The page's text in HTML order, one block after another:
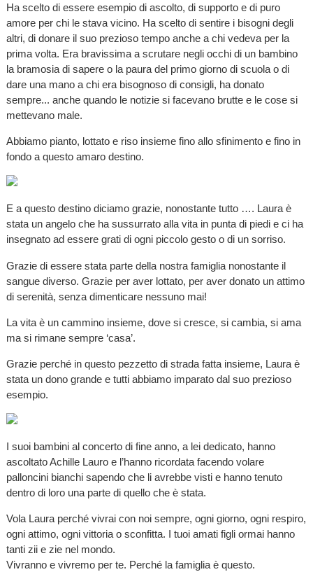
Ha scelto di essere esempio di ascolto, di supporto e di puro
amore per chi le stava vicino. Ha scelto di sentire i bisogni degli
altri, di donare il suo prezioso tempo anche a chi vedeva per la
prima volta. Era bravissima a scrutare negli occhi di un bambino
la bramosia di sapere o la paura del primo giorno di scuola o di
dare una mano a chi era bisognoso di consigli, ha donato
sempre... anche quando le notizie si facevano brutte e le cose si
mettevano male.
Abbiamo pianto, lottato e riso insieme fino allo sfinimento e fino in
fondo a questo amaro destino.
E a questo destino diciamo grazie, nonostante tutto …. Laura è
stata un angelo che ha sussurrato alla vita in punta di piedi e ci ha
insegnato ad essere grati di ogni piccolo gesto o di un sorriso.
Grazie di essere stata parte della nostra famiglia nonostante il
sangue diverso. Grazie per aver lottato, per aver donato un attimo
di serenità, senza dimenticare nessuno mai!
La vita è un cammino insieme, dove si cresce, si cambia, si ama
ma si rimane sempre ‘casa’.
Grazie perché in questo pezzetto di strada fatta insieme, Laura è
stata un dono grande e tutti abbiamo imparato dal suo prezioso
esempio.
I suoi bambini al concerto di fine anno, a lei dedicato, hanno
ascoltato Achille Lauro e l’hanno ricordata facendo volare
palloncini bianchi sapendo che li avrebbe visti e hanno tenuto
dentro di loro una parte di quello che è stata.
Vola Laura perché vivrai con noi sempre, ogni giorno, ogni respiro,
ogni attimo, ogni vittoria o sconfitta. I tuoi amati figli ormai hanno
tanti zii e zie nel mondo.
Vivranno e vivremo per te. Perché la famiglia è questo.